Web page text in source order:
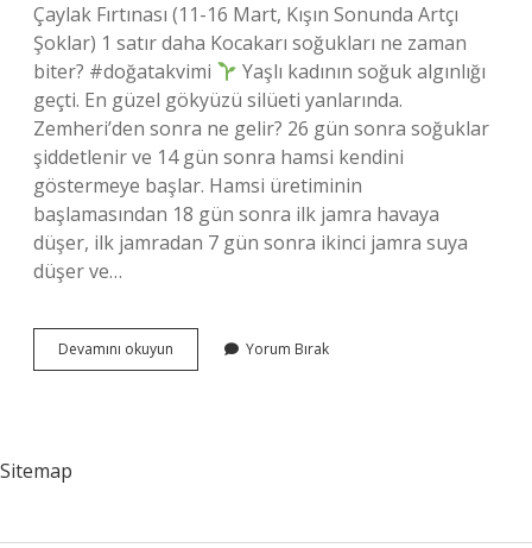
Çaylak Fırtınası (11-16 Mart, Kışın Sonunda Artçı
Şoklar) 1 satır daha Kocakarı soğukları ne zaman
biter? #doğatakvimi
Yaşlı kadının soğuk algınlığı
geçti. En güzel gökyüzü silüeti yanlarında.
Zemheri’den sonra ne gelir? 26 gün sonra soğuklar
şiddetlenir ve 14 gün sonra hamsi kendini
göstermeye başlar. Hamsi üretiminin
başlamasından 18 gün sonra ilk jamra havaya
düşer, ilk jamradan 7 gün sonra ikinci jamra suya
düşer ve…
Devamını okuyun Kocakarı
Soğuklarından
Yorum Bırak
Sitemap